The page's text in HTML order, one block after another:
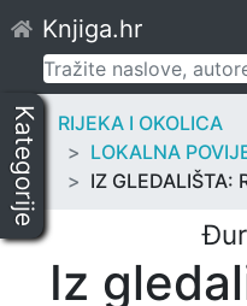
to
content
Knjiga.hr
Pretraži:
Kategorije
RIJEKA I OKOLICA
LOKALNA
IZ GLEDALIŠTA:
Iz